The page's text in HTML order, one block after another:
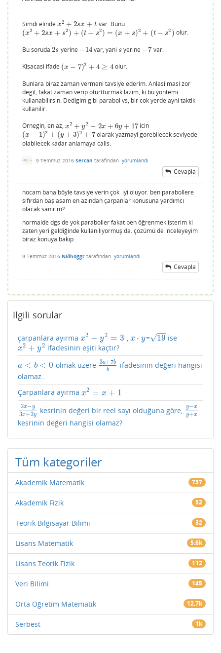
Simdi elinde x2 + 2sx + t
x2+2s x+t
var. Bunu
(x2 + 2sx + s2) + (t − s2 ) = (x + s)2 + (t − s2 )
(x2+ 2s x+s2 +( t−s2 )=( x+ s)2 +(t− s2) olur.
Bu soruda 2s
2s yerine −14
−14 var, yanis
s yerine −7
−7 var.
Kisacasi ifade (x − 7)2 + 4 ≥ 4
(x− 7)2 +4≥ 4 olur.
Bunlara biraz zaman vermeni tavsiye ederim. Anlasilmasi zor
degil, fakat zaman verip oturtturmak lazim, ki bu yontemi
kullanabilirsin. Dedigim gibi parabol vs, bir cok yerde ayni taktik
kullanilir.
Ornegin, en az, x2 + y2 − 2x + 6y + 17
x2+y2 −2 x+6 y+17
icin
(x − 1)2 + (y + 3)2 + 7
(x− 1)2 +(y +3) 2+7
olarak yazmayi gorebilecek seviyede
olabilecek kadar anlamaya calis.
9 Temmuz 2016 Sercan tarafından yorumlandı
Cevapla
hocam bana böyle tavsiye verin çok iyi oluyor. ben parabollere
sıfırdan başlasam en azından çarpanlar konusuna yardımcı
olacak sanırım?
normalde dgs de yok paraboller fakat ben öğrenmek isterim ki
zaten yeri geldiğinde kullanılıyormuş da. çözümü de inceleyeyim
biraz konuya bakıp.
9 Temmuz 2016 Níðhöggr tarafından yorumlandı
Cevapla
İlgili sorular
çarpanlara ayırma x2 − y2 = 3
x2−y2 =3 x ⋅ y
x⋅ y = 19
−−
√
19 ise
x2 + y2
x2+y2 ifadesinin eşiti kaçtır?
a < b < 0
a<b< 0 olmak üzere 3a+7b
b
3a+7b b
ifadesinin değeri hangisi
olamaz..
Çarpanlara ayırma x2 = x + 1
x2= x+ 1
2x−y
3x+2y
2x−y3x +2y
kesrinin değeri bir reel sayı olduğuna göre, y−x
y+x
y−xy
kesrinin değeri hangisi olamaz?
Tüm kategoriler
Akademik Matematik 737
Akademik Fizik 52
Teorik Bilgisayar Bilimi 32
Lisans Matematik 5.6k
Lisans Teorik Fizik 112
Veri Bilimi 145
Orta Öğretim Matematik 12.7k
Serbest 1k